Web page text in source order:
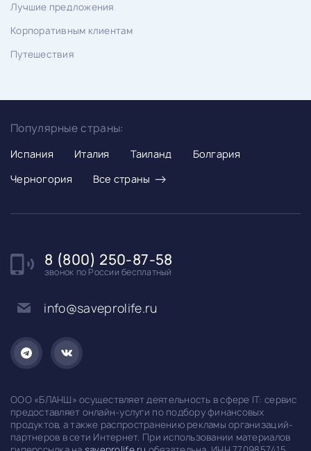
Лучшие предложения
Корпоративным клиентам
Путешествия
Популярные страны:
Испания Италия Таиланд
Болгария
Черногория
Все страны →
8 (800) 250-87-58
звонок по России бесплатный
info@saveprolife.ru
ООО «БЛАНШ» осуществляет деятельность в сфере IT: сервис
предоставляет онлайн-услуги по подбору финансовых
продуктов, а также распространению рекламы организаций-
партнеров в сети Интернет. При использовании материалов